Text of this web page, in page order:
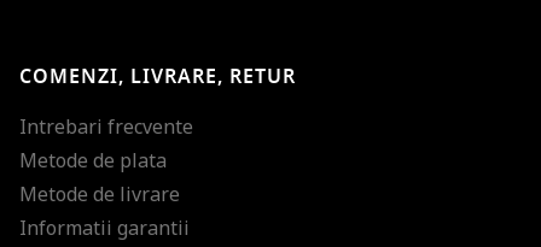
COMENZI, LIVRARE, RETUR
Intrebari frecvente
Metode de plata
Metode de livrare
Informatii garantii